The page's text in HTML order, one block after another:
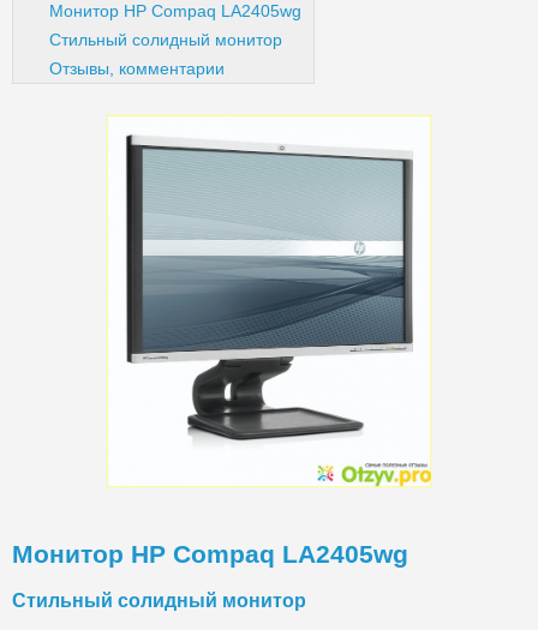
Монитор HP Compaq LA2405wg
Стильный солидный монитор
Отзывы, комментарии
Монитор HP Compaq LA2405wg
Стильный солидный монитор